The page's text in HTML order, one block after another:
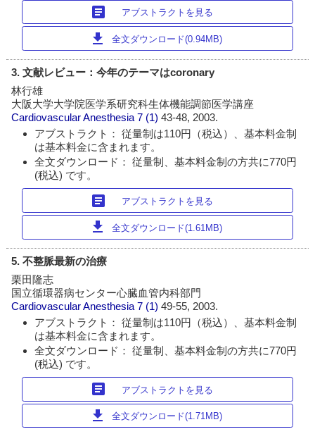
article アブストラクトを見る
download 全文ダウンロード(0.94MB)
3. 文献レビュー：今年のテーマはcoronary
林行雄
大阪大学大学院医学系研究科生体機能調節医学講座
Cardiovascular Anesthesia 7 (1)43-48, 2003.
アブストラクト： 従量制は110円（税込）、基本料金制
は基本料金に含まれます。
全文ダウンロード： 従量制、基本料金制の方共に770円
(税込) です。
article アブストラクトを見る
download 全文ダウンロード(1.61MB)
5. 不整脈最新の治療
栗田隆志
国立循環器病センター心臓血管内科部門
Cardiovascular Anesthesia 7 (1)49-55, 2003.
アブストラクト： 従量制は110円（税込）、基本料金制
は基本料金に含まれます。
全文ダウンロード： 従量制、基本料金制の方共に770円
(税込) です。
article アブストラクトを見る
download 全文ダウンロード(1.71MB)